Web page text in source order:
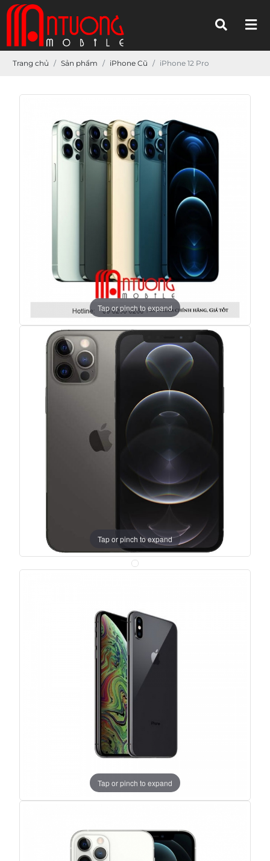
Trang chủ Sản phẩm iPhone Cũ iPhone 12 Pro
Tap or pinch to expand
Tap or pinch to expand
Tap or pinch to expand